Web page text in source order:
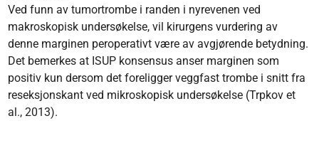
Ved funn av tumortrombe i randen i nyrevenen ved
makroskopisk undersøkelse, vil kirurgens vurdering av
denne marginen peroperativt være av avgjørende betydning.
Det bemerkes at ISUP konsensus anser marginen som
positiv kun dersom det foreligger veggfast trombe i snitt fra
reseksjonskant ved mikroskopisk undersøkelse (Trpkov et
al., 2013).